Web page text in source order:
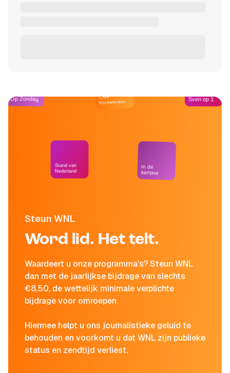
Steun WNL
Word lid. Het telt.
Waardeert u onze programma's? Steun WNL
dan met de jaarlijkse bijdrage van slechts
€8,50, de wettelijk minimale verplichte
bijdrage voor omroepen.
Hiermee helpt u ons journalistieke geluid te
behouden en voorkomt u dat WNL zijn publieke
status en zendtijd verliest.
Op Zondag
Stand van
Nederland
Café
Kockelmann
In de
kantine
Sven op 1